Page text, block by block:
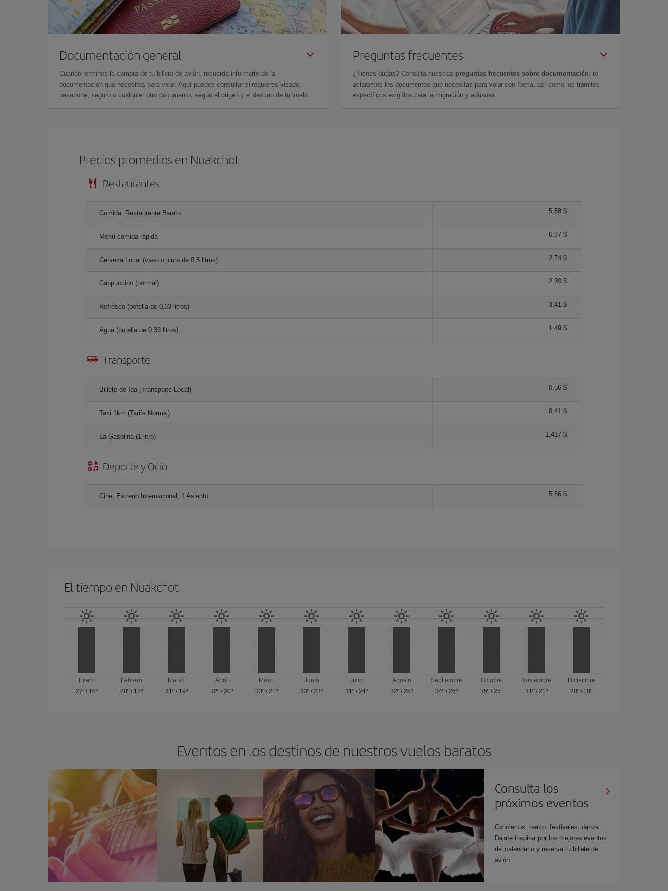
Documentación general
Cuando termines la compra de tu billete de avión, recuerda informarte de la
documentación que necesitas para volar. Aquí puedes consultar si requieres visado,
pasaporte, seguro o cualquier otro documento, según el origen y el destino de tu vuelo.
Preguntas frecuentes
¿Tienes dudas? Consulta nuestras preguntas frecuentes sobre documentación: te
aclaramos los documentos que necesitas para volar con Iberia, así como los trámites
específicos exigidos para la migración y aduanas.
Precios promedios en Nuakchot
Restaurantes
Comida, Restaurante Barato 5,58 $
Menú comida rápida 6,97 $
Cerveza Local (vaso o pinta de 0.5 litros) 2,74 $
Cappuccino (normal) 2,30 $
Refresco (botella de 0.33 litros) 3,41 $
Agua (botella de 0.33 litros) 1,49 $
Transporte
Billete de Ida (Transporte Local) 0,56 $
Taxi 1km (Tarifa Normal) 0,41 $
La Gasolina (1 litro) 1,417 $
Deporte y Ocio
Cine, Estreno Internacional, 1 Asiento 5,56 $
El tiempo en Nuakchot
Enero
27º/ 16º
Febrero
28º / 17º
Marzo
31º/ 19º
Abril
32º / 20º
Mayo
33º/ 21º
Junio
33º / 23º
Julio
31º/ 24º
Agosto
32º / 25º
Septiembre
34º/ 26º
Octubre
35º / 25º
Noviembre
31º/ 21º
Diciembre
28º / 18º
Eventos en los destinos de nuestros vuelos baratos
Consulta los
próximos eventos
Conciertos, teatro, festivales, danza...
Déjate inspirar por los mejores eventos
del calendario y reserva tu billete de
avión